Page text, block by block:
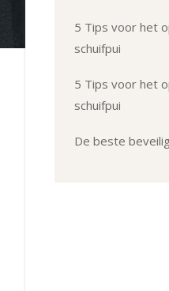
5 Tips voor het
schuifpui
5 Tips voor het
schuifpui
De beste